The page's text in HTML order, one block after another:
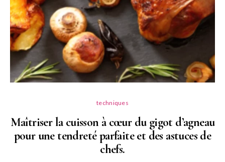
techniques
Maîtriser la cuisson à cœur du gigot d’agneau
pour une tendreté parfaite et des astuces de
chefs.